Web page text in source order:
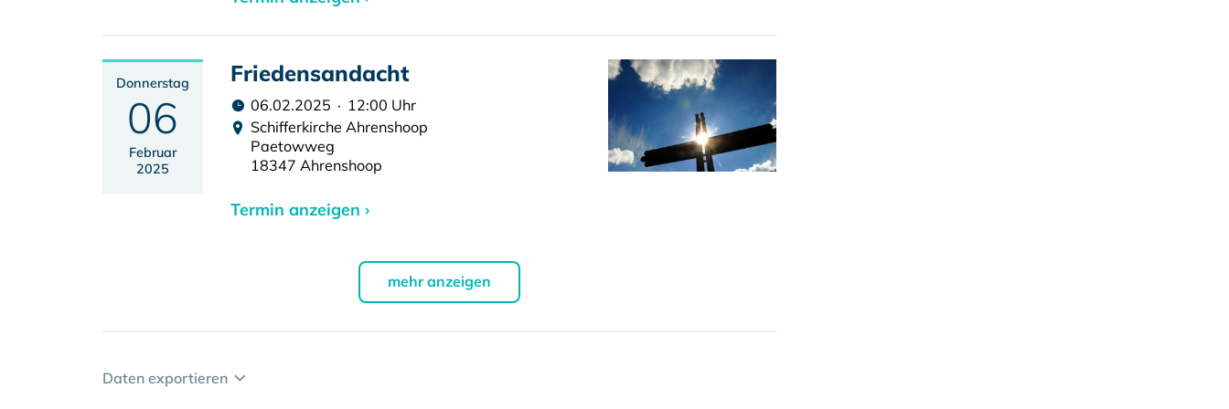
Donnerstag
06
Februar
2025
Friedensandacht
06.02.2025 · 12:00 Uhr
Schifferkirche Ahrenshoop
Paetowweg
18347 Ahrenshoop
Termin anzeigen ›
mehr anzeigen
Daten exportieren